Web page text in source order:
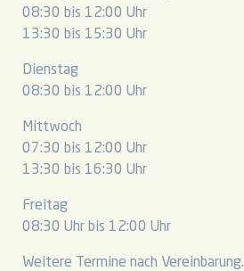
08:30 bis 12:00 Uhr
13:30 bis 15:30 Uhr
Dienstag
08:30 bis 12:00 Uhr
Mittwoch
07:30 bis 12:00 Uhr
13:30 bis 16:30 Uhr
Freitag
08:30 Uhr bis 12:00 Uhr
Weitere Termine nach Vereinbarung.